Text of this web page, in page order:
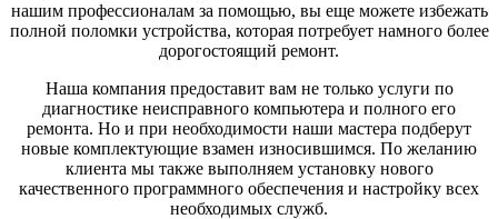
нашим профессионалам за помощью, вы еще можете избежать
полной поломки устройства, которая потребует намного более
дорогостоящий ремонт.
Наша компания предоставит вам не только услуги по
диагностике неисправного компьютера и полного его
ремонта. Но и при необходимости наши мастера подберут
новые комплектующие взамен износившимся. По желанию
клиента мы также выполняем установку нового
качественного программного обеспечения и настройку всех
необходимых служб.